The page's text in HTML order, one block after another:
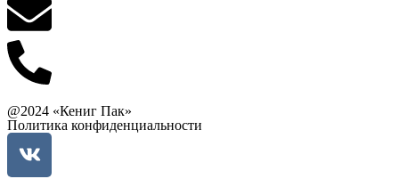
@2024 «Кениг Пак»
Политика конфиденциальности